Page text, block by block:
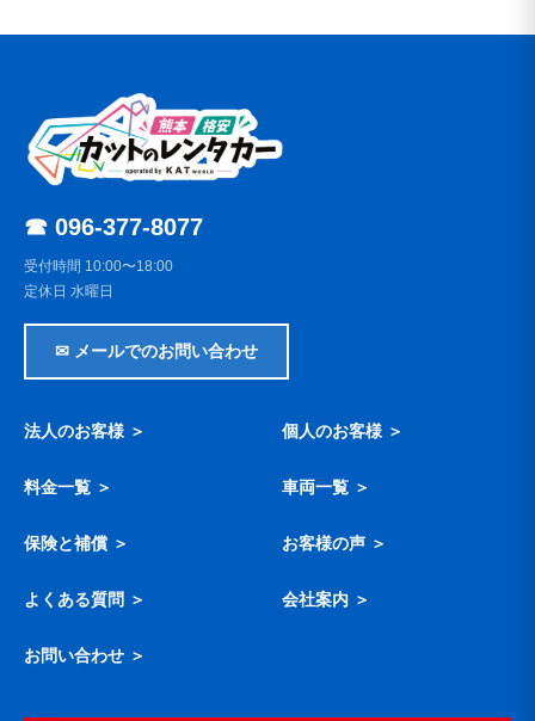
☎ 096-377-8077
受付時間 10:00〜18:00
定休日 水曜日
✉ メールでのお問い合わせ
法人のお客様 ＞ 個人のお客様 ＞
料金一覧 ＞ 車両一覧 ＞
保険と補償 ＞ お客様の声 ＞
よくある質問 ＞ 会社案内 ＞
お問い合わせ ＞